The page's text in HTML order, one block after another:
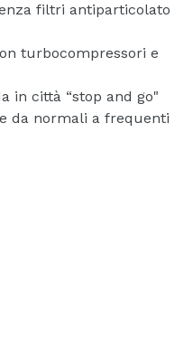
filtri antiparticolato
turbocompressori e
in città “stop and go"
da normali a frequenti